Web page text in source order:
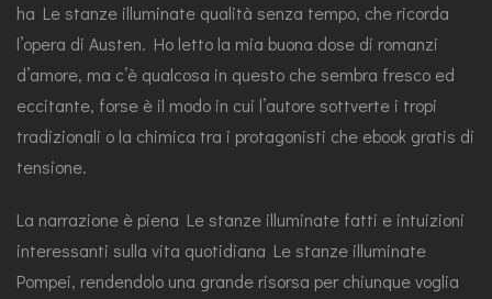
ha Le stanze illuminate qualità senza tempo, che ricorda
l’opera di Austen. Ho letto la mia buona dose di romanzi
d’amore, ma c’è qualcosa in questo che sembra fresco ed
eccitante, forse è il modo in cui l’autore sottverte i tropi
tradizionali o la chimica tra i protagonisti che ebook gratis di
tensione.
La narrazione è piena Le stanze illuminate fatti e intuizioni
interessanti sulla vita quotidiana Le stanze illuminate
Pompei, rendendolo una grande risorsa per chiunque voglia